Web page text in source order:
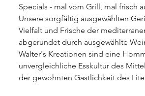
Specials - mal vom Grill, mal frisch
Unsere sorgfältig ausgewählten
Vielfalt und Frische der
abgerundet durch ausgewählte
Walter's Kreationen sind eine
unvergleichliche Esskultur des
der gewohnten Gastlichkeit des